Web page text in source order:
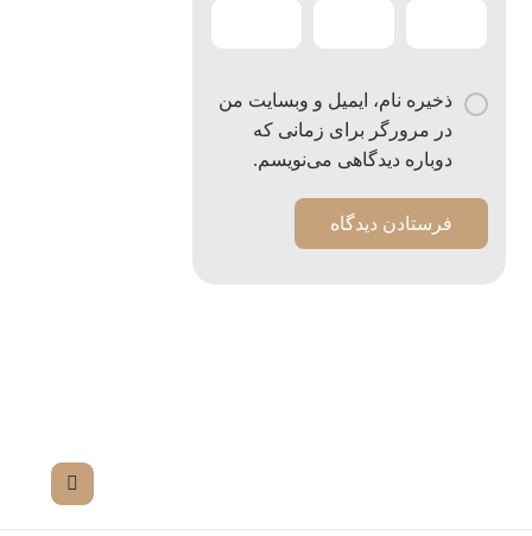
ذخیره نام، ایمیل و وبسایت من
در مرورگر برای زمانی که
دوباره دیدگاهی می‌نویسم.